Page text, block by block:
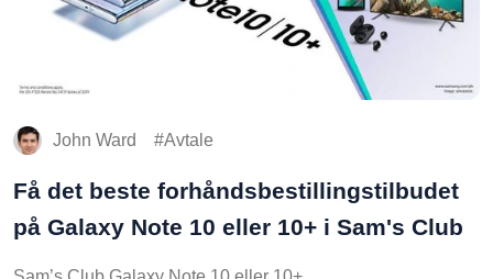
John Ward Avtale
Få det beste forhåndsbestillingstilbudet
på Galaxy Note 10 eller 10+ i Sam's Club